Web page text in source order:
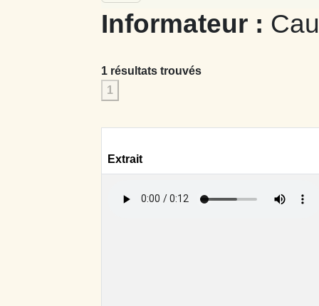
Informateur :
1 résultats trouvés
1
Extrait